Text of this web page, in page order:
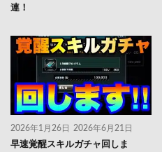
連！
2026年1月26日 2026年6月21日
早速覚醒スキルガチャ回しま